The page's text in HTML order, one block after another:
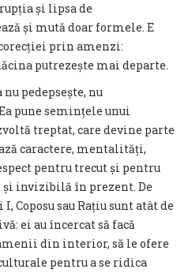
și lipsa de
și mută doar formele. E
prin amenzi:
putrezește mai departe.
nu pedepsește, nu
pune semințele unui
treptat, care devine parte
caractere, mentalități,
pentru trecut și pentru
invizibilă în prezent. De
Coposu sau Rațiu sunt atât de
ei au încercat să facă
din interior, să le ofere
pentru a se ridica